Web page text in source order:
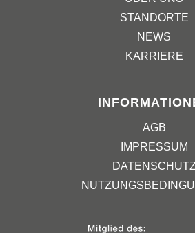
STANDORTE
NEWS
KARRIERE
AGB
IMPRESSUM
DATENSCHUTZ